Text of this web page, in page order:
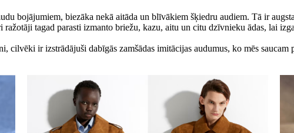
bojājumiem, biezāka nekā aitāda un blīvākiem šķiedru audiem. Tā ir
ražotāji tagad parasti izmanto briežu, kazu, aitu un citu dzīvnieku ādas, lai
cilvēki ir izstrādājuši dabīgās zamšādas imitācijas audumus, ko mēs saucam